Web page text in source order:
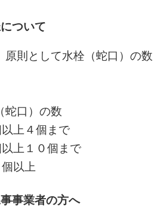
ついて
原則として水栓（蛇口）の数
口）の数
上４個まで
上１０個まで
以上
事業者の方へ